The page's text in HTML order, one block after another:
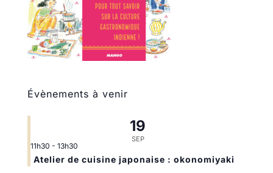
Évènements à venir
19
SEP
11h30 - 13h30
Atelier de cuisine japonaise : okonomiyaki